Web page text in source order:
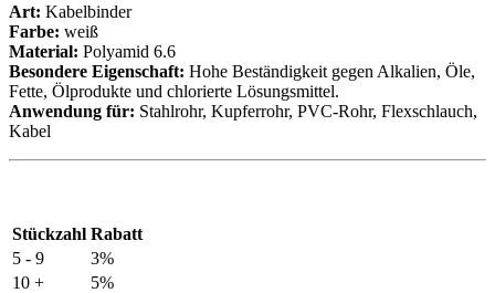
Art: Kabelbinder
Farbe: weiß
Material: Polyamid 6.6
Besondere Eigenschaft: Hohe Beständigkeit gegen Alkalien, Öle,
Fette, Ölprodukte und chlorierte Lösungsmittel.
Anwendung für: Stahlrohr, Kupferrohr, PVC-Rohr, Flexschlauch,
Kabel
Stückzahl Rabatt
5 - 9
3%
10 +
5%